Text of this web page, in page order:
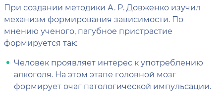
При создании методики А. Р. Довженко изучил
механизм формирования зависимости. По
мнению ученого, пагубное пристрастие
формируется так:
Человек проявляет интерес к употреблению
алкоголя. На этом этапе головной мозг
формирует очаг патологической импульсации.